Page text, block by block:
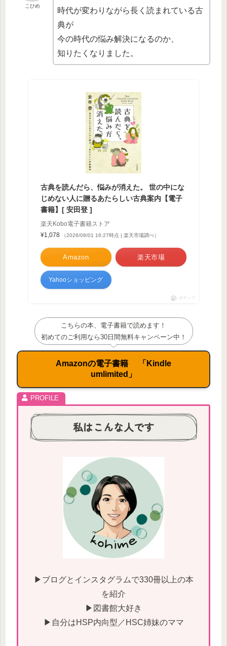
こひめ
時代が変わりながら長く読まれている古
典が
今の時代の悩み解決になるのか、
知りたくなりました。
古典を読んだら、悩みが消えた。 世の中にな
じめない人に贈るあたらしい古典案内【電子
書籍】[ 安田登 ]
楽天Kobo電子書籍ストア
¥1,078
（2026/08/01 16:27時点 | 楽天市場調べ）
Amazon 楽天市場
Yahooショッピング
ポチップ
こちらの本、電子書籍で読めます！
初めてのご利用なら30日間無料キャンペーン中！
Amazonの電子書籍 「Kindle
umlimited」
私はこんな人です
▶ブログとインスタグラムで330冊以上の本
を紹介
▶図書館大好き
▶自分はHSP内向型／HSC姉妹のママ